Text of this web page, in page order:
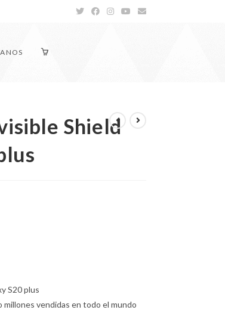
Shield
S20 plus
millones vendidas en todo el mundo